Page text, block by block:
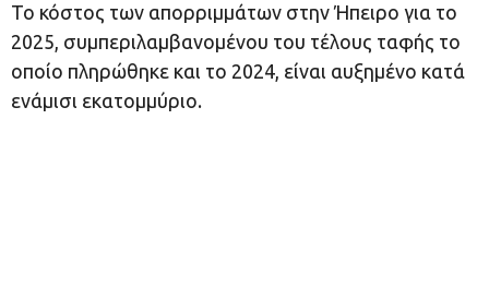
Το κόστος των απορριμμάτων στην Ήπειρο για το
2025, συμπεριλαμβανομένου του τέλους ταφής το
οποίο πληρώθηκε και το 2024, είναι αυξημένο κατά
ενάμισι εκατομμύριο.